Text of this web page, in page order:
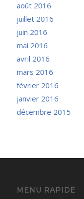
août 2016
juillet 2016
juin 2016
mai 2016
avril 2016
mars 2016
février 2016
janvier 2016
décembre 2015
MENU RAPIDE